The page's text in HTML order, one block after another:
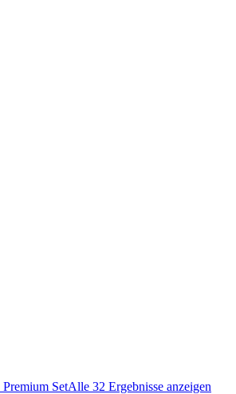
SetAlle 32 Ergebnisse anzeigen